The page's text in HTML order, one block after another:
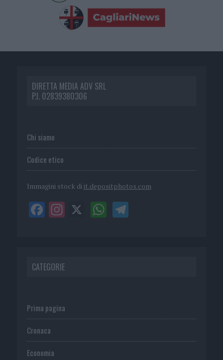
DIRETTA MEDIA ADV SRL
P.I. 02839380306
Chi siamo
Codice etico
Immagini stock di it.depositphotos.com
CATEGORIE
Prima pagina
Cronaca
Economia